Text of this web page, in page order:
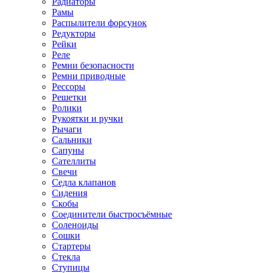
Рамы
Распылители форсунок
Редукторы
Рейки
Реле
Ремни безопасности
Ремни приводные
Рессоры
Решетки
Ролики
Рукоятки и ручки
Рычаги
Сальники
Сапуны
Сателлиты
Свечи
Седла клапанов
Сидения
Скобы
Соединители быстросъёмные
Соленоиды
Сошки
Стартеры
Стекла
Ступицы